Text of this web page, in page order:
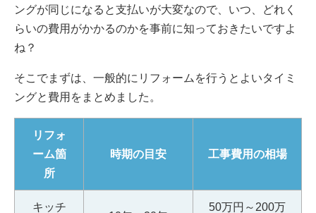
ングが同じになると支払いが大変なので、いつ、どれく
らいの費用がかかるのかを事前に知っておきたいですよ
ね？
そこでまずは、一般的にリフォームを行うとよいタイミ
ングと費用をまとめました。
リフォ
ーム箇
所
時期の目安 工事費用の相場
キッチ
50万円～200万